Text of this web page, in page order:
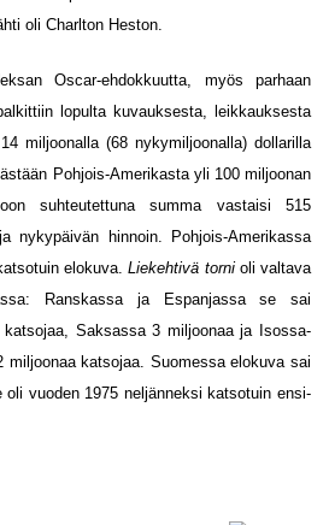
oli Charlton Heston.
Oscar-ehdokkuutta, myös parhaan
lopulta kuvauksesta, leikkauksesta
miljoonalla (68 nykymiljoonalla) dollarilla
Pohjois-Amerikasta yli 100 miljoonan
suhteutettuna summa vastaisi 515
nykypäivän hinnoin. Pohjois-Amerikassa
elokuva.Liekehtivä tornioli valtava
Ranskassa ja Espanjassa se sai
Saksassa 3 miljoonaa ja Isossa-
miljoonaa katsojaa. Suomessa elokuva sai
vuoden 1975 neljänneksi katsotuin ensi-